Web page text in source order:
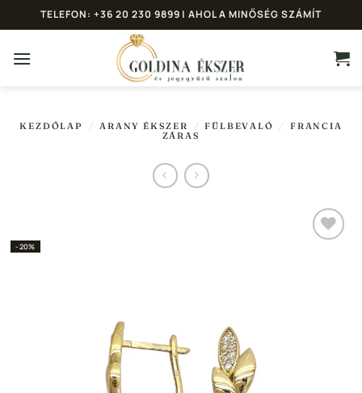
to
content
TELEFON: +36 20 230 9899 | AHOL A MINŐSÉG SZÁMÍT
KEZDŐLAP / ARANY ÉKSZER / FÜLBEVALÓ /
FRANCIA
ZÁRAS
-20%